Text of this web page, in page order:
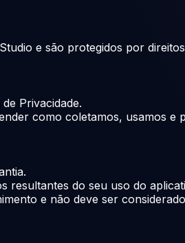
e são protegidos por
Privacidade.
como coletamos, usamos e
resultantes do seu uso do
e não deve ser